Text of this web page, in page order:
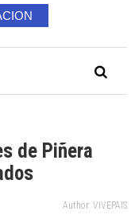
de Piñera
Author: VIVEPAIS